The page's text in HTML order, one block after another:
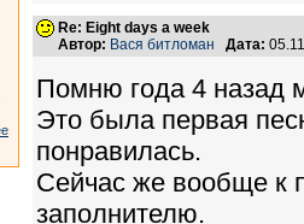
Re: Eight days a week
Автор: Вася битломан Дата:
Помню года 4 назад
Это была первая
понравилась.
Сейчас же вообще к
заполнителю.